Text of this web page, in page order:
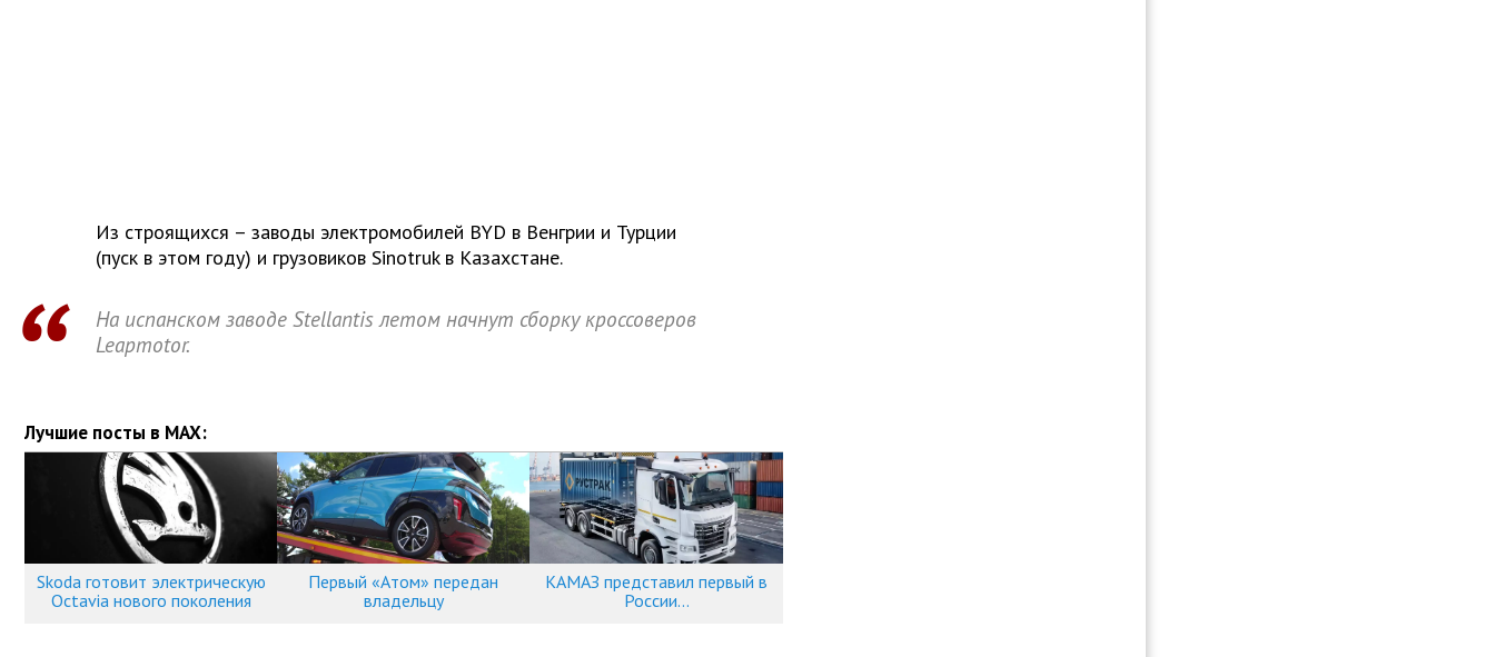
Из строящихся – заводы электромобилей BYD в Венгрии и Турции
(пуск в этом году) и грузовиков Sinotruk в Казахстане.
На испанском заводе Stellantis летом начнут сборку кроссоверов
Leapmotor.
Лучшие посты в MAX:
Skoda готовит электрическую
Octavia нового поколения
Первый «Атом» передан
владельцу
КАМАЗ представил первый в
России...